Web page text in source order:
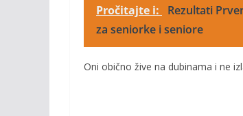
Pročitajte i:
Rezultati
za seniorke i seniore
Oni obično žive na dubinama i ne